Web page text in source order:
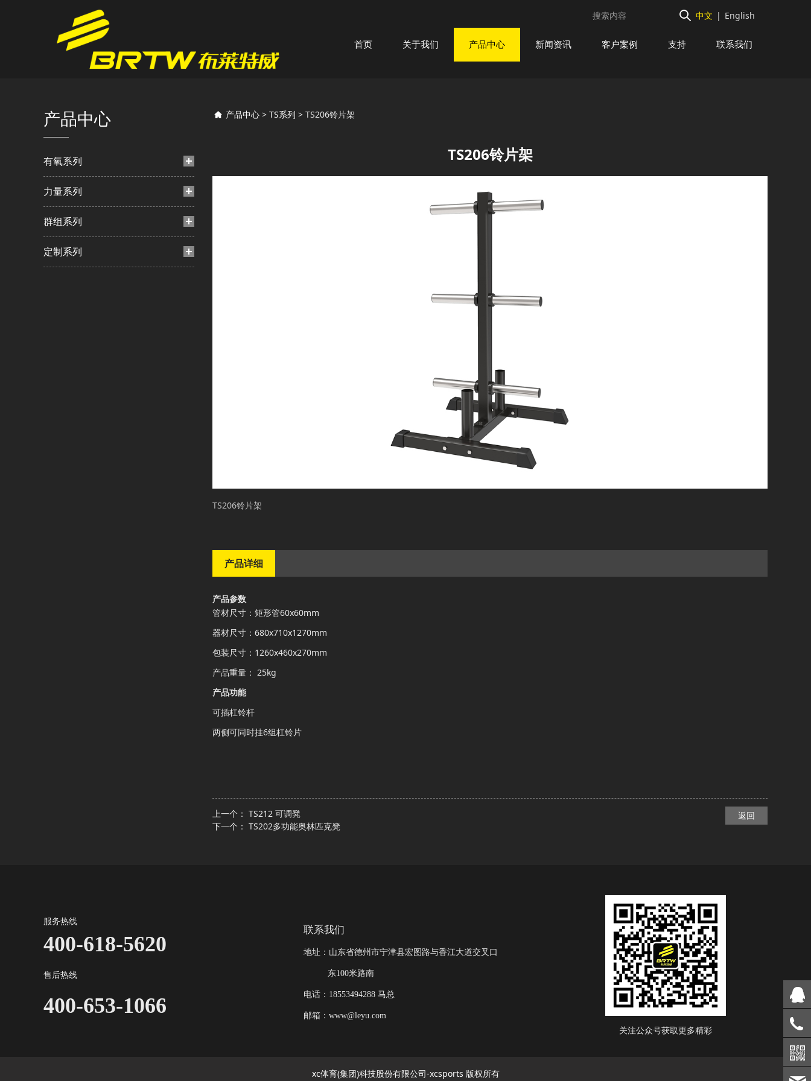
中文 | English
首页 关于我们 产品中心 新闻资讯 客户案例 支持 联系我们
产品中心
有氧系列
力量系列
群组系列
定制系列
TS206铃片架
产品中心 > TS系列 > TS206铃片架
TS206铃片架
TS206铃片架
产品详细
产品参数
管材尺寸：矩形管60x60mm
器材尺寸：680x710x1270mm
包装尺寸：1260x460x270mm
产品重量： 25kg
产品功能
可插杠铃杆
两侧可同时挂6组杠铃片
上一个： TS212 可调凳
下一个： TS202多功能奥林匹克凳
返回
服务热线
400-618-5620
售后热线
400-653-1066
联系我们
地址：山东省德州市宁津县宏图路与香江大道交叉口
东100米路南
电话：18553494288 马总
邮箱：www@leyu.com
关注公众号获取更多精彩
xc体育(集团)科技股份有限公司-xcsports 版权所有